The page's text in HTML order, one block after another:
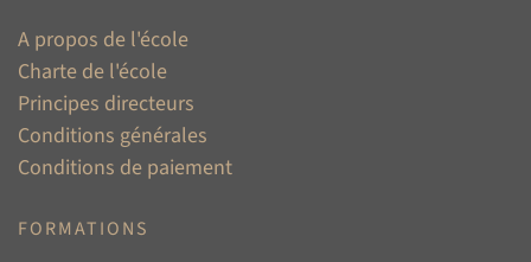
A propos de l'école
Charte de l'école
Principes directeurs
Conditions générales
Conditions de paiement
FORMATIONS